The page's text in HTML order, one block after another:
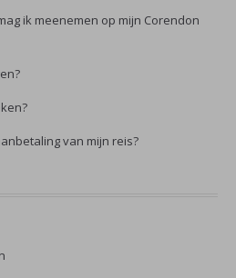
ik meenemen op mijn Corendon
van mijn reis?